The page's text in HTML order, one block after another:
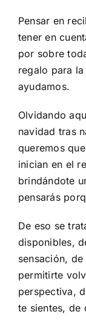
Pensar en
tener en
por sobre
regalo para
ayudamos.
Olvidando
navidad tras
queremos
inician en el
brindándote
pensarás
De eso se
disponibles,
sensación,
permitirte
perspectiva,
te sientes, de